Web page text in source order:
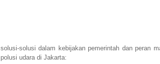
solusi-solusi dalam kebijakan pemerintah dan peran
polusi udara di Jakarta: